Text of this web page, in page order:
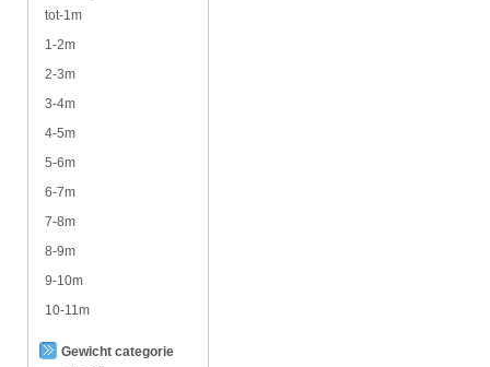
tot-1m
1-2m
2-3m
3-4m
4-5m
5-6m
6-7m
7-8m
8-9m
9-10m
10-11m
Gewicht categorie